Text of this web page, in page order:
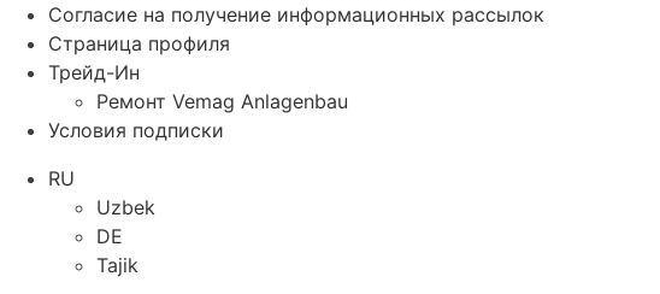
Согласие на получение информационных рассылок
Страница профиля
Трейд-Ин
Ремонт Vemag Anlagenbau
Условия подписки
RU
Uzbek
DE
Tajik